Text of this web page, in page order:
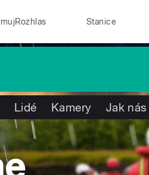
mujRozhlas Stanice
Lidé Kamery Jak